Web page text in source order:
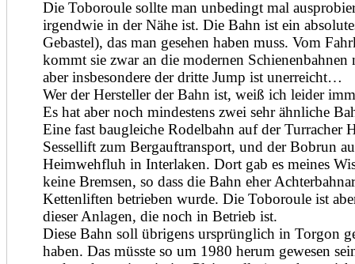
Die Toboroule sollte man unbedingt mal
irgendwie in der Nähe ist. Die Bahn ist ein
Gebastel), das man gesehen haben muss. Vom
kommt sie zwar an die modernen Schienenbahnen
aber insbesondere der dritte Jump ist unerreicht…
Wer der Hersteller der Bahn ist, weiß ich leider
Es hat aber noch mindestens zwei sehr ähnliche
Eine fast baugleiche Rodelbahn auf der Turracher
Sessellift zum Bergauftransport, und der Bobrun
Heimwehfluh in Interlaken. Dort gab es meines
keine Bremsen, so dass die Bahn eher
Kettenliften betrieben wurde. Die Toboroule ist
dieser Anlagen, die noch in Betrieb ist.
Diese Bahn soll übrigens ursprünglich in Torgon
haben. Das müsste so um 1980 herum gewesen